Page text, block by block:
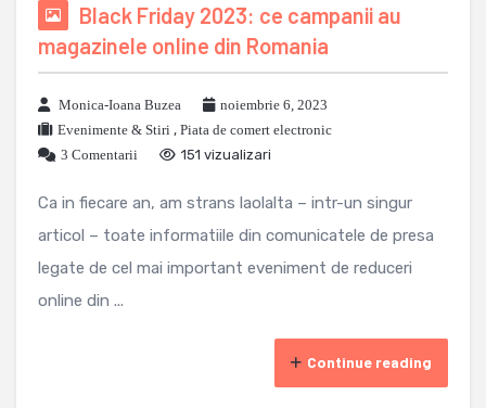
Black Friday 2023: ce campanii au
magazinele online din Romania
Monica-Ioana Buzea
noiembrie 6, 2023
Evenimente & Stiri , Piata de comert electronic
3 Comentarii
151 vizualizari
Ca in fiecare an, am strans laolalta – intr-un singur
articol – toate informatiile din comunicatele de presa
legate de cel mai important eveniment de reduceri
online din ...
Continue reading